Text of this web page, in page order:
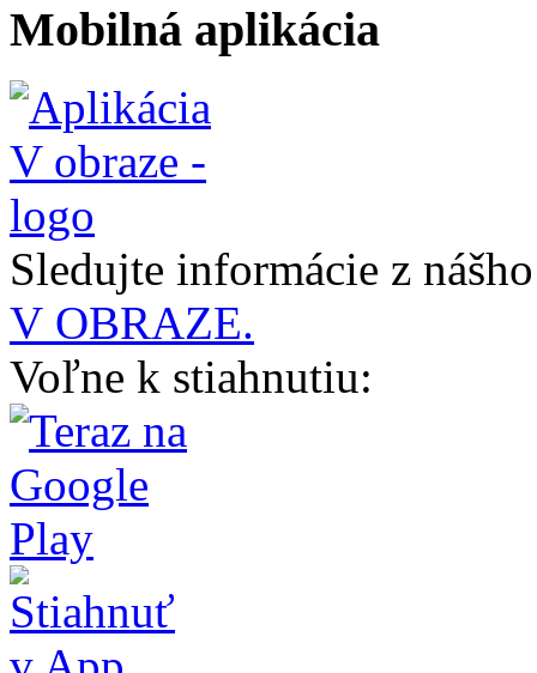
Mobilná aplikácia
Sledujte informácie z
V OBRAZE.
Voľne k stiahnutiu: